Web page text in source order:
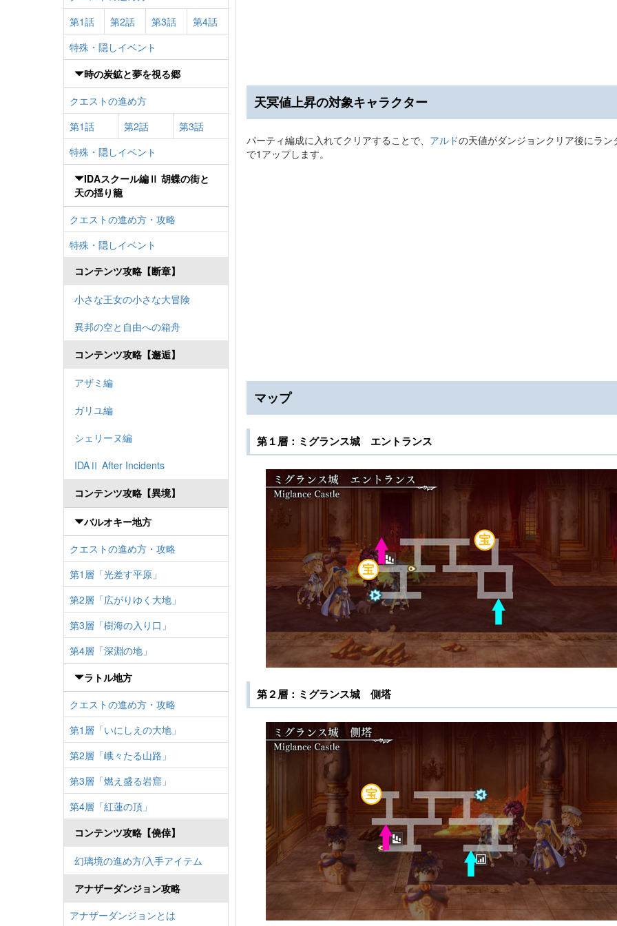
第1話
第2話 第3話
第4話
特殊・隠しイベント
時の炭鉱と夢を視る郷
クエストの進め方
第1話
第2話
第3話
特殊・隠しイベント
IDAスクール編Ⅱ 胡蝶の街と
天の揺り籠
クエストの進め方・攻略
特殊・隠しイベント
コンテンツ攻略【断章】
小さな王女の小さな大冒険
異邦の空と自由への箱舟
コンテンツ攻略【邂逅】
アザミ編
ガリユ編
シェリーヌ編
IDAⅡ After Incidents
コンテンツ攻略【異境】
バルオキー地方
クエストの進め方・攻略
第1層「光差す平原」
第2層「広がりゆく大地」
第3層「樹海の入り口」
第4層「深淵の地」
ラトル地方
クエストの進め方・攻略
第1層「いにしえの大地」
第2層「峨々たる山路」
第3層「燃え盛る岩窟」
第4層「紅蓮の頂」
コンテンツ攻略【僥倖】
幻璃境の進め方/入手アイテム
アナザーダンジョン攻略
アナザーダンジョンとは
天冥値上昇の対象キャラクター
パーティ編成に入れてクリアすることで、 アルドの天値がダンジョンクリア後にラン
で1アップします。
マップ
第１層：ミグランス城 エントランス
第２層：ミグランス城 側塔